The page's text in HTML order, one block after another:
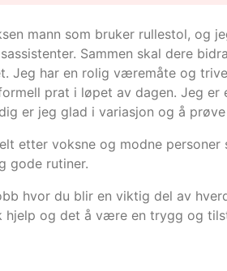
mann som bruker rullestol, og
Sammen skal dere
Jeg har en rolig væremåte og
prat i løpet av dagen. Jeg er
er jeg glad i variasjon og å
etter voksne og modne
gode rutiner.
hvor du blir en viktig del av
hjelp og det å være en trygg og